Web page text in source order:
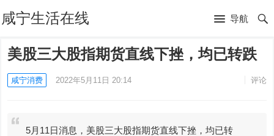
咸宁生活在线 导航
美股三大股指期货直线下挫，均已转跌
咸宁消费 2022年5月11日 20:14 评论
5月11日消息，美股三大股指期货直线下挫，均已转